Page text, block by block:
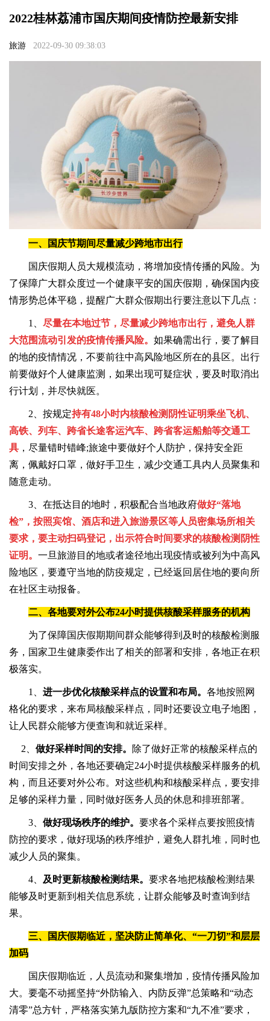
2022桂林荔浦市国庆期间疫情防控最新安排
旅游 2022-09-30 09:38:03
一、国庆节期间尽量减少跨地市出行
国庆假期人员大规模流动，将增加疫情传播的风险。为
了保障广大群众度过一个健康平安的国庆假期，确保国内疫
情形势总体平稳，提醒广大群众假期出行要注意以下几点：
1、 尽量在本地过节，尽量减少跨地市出行，避免人群
大范围流动引发的疫情传播风险。 如果确需出行，要了解目
的地的疫情情况，不要前往中高风险地区所在的县区。出行
前要做好个人健康监测，如果出现可疑症状，要及时取消出
行计划，并尽快就医。
2、按规定持有48小时内核酸检测阴性证明乘坐飞机、
高铁、列车、跨省长途客运汽车、跨省客运船舶等交通工
具 ，尽量错时错峰;旅途中要做好个人防护，保持安全距
离，佩戴好口罩，做好手卫生，减少交通工具内人员聚集和
随意走动。
3、在抵达目的地时，积极配合当地政府做好“落地
检”，按照宾馆、酒店和进入旅游景区等人员密集场所相关
要求，要主动扫码登记，出示符合时间要求的核酸检测阴性
证明。 一旦旅游目的地或者途径地出现疫情或被列为中高风
险地区，要遵守当地的防疫规定，已经返回居住地的要向所
在社区主动报备。
二、各地要对外公布24小时提供核酸采样服务的机构
为了保障国庆假期期间群众能够得到及时的核酸检测服
务，国家卫生健康委作出了相关的部署和安排，各地正在积
极落实。
1、 进一步优化核酸采样点的设置和布局。 各地按照网
格化的要求，来布局核酸采样点，同时还要设立电子地图，
让人民群众能够方便查询和就近采样。
2、 做好采样时间的安排。
除了做好正常的核酸采样点的
时间安排之外，各地还要确定24小时提供核酸采样服务的机
构，而且还要对外公布。对这些机构和核酸采样点，要安排
足够的采样力量，同时做好医务人员的休息和排班部署。
3、 做好现场秩序的维护。 要求各个采样点要按照疫情
防控的要求，做好现场的秩序维护，避免人群扎堆，同时也
减少人员的聚集。
4、 及时更新核酸检测结果。 要求各地把核酸检测结果
能够及时更新到相关信息系统，让群众能够及时查询到结
果。
三、国庆假期临近，坚决防止简单化、“一刀切”和层层
加码
国庆假期临近，人员流动和聚集增加，疫情传播风险加
大。要毫不动摇坚持“外防输入、内防反弹”总策略和“动态
清零”总方针，严格落实第九版防控方案和“九不准”要求，